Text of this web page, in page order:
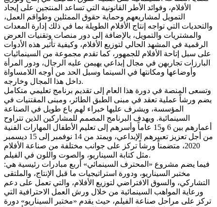
الأفلام، وفوائد الأطر القانونية التي تساعد المنتجين على إيجاد
التمويل لمشاريعهم وحماية حقوق الممثلين وطواقم العمل،
والتحديات التي تواجه إنتاج الأفلام الطويلة بما في ذلك إدارة المعدات
والمشتريات والتمويل، بالإضافة إلى دور منصات وتقنيات العرض
الرقمية في المشهد الحالي لتوزيع الأفلام، وكيفية تأثير هذه الأدوات
على سبل إتاحة الأفلام للجمهور، كما تقدم مجموعة من السينمائيات
البارزات تجاربهن في مجال إبداعي يهيمن عليه الرجال، ودور المرأة
وأوضاعها ومكانتها في السينما وسبل الحد من أوجه اللامساواة
داخل هذا المجال وخارجه.
وتسعى المنصة في دورة هذا العام إلى تقديم برنامج تعليمي متكامل
يضم ورشاً عملية تعقد في مبنى الطبق الطائر، ومبنى المقتنيات في
المؤسسة، ويشرف عليها خبراء لهم باع طويل في الصناعة
السينمائية. ويهدف البرنامج المصمم للمشاركين الذين تتراوح
أعمارهم بين 6 و15 عاماً وأسرهم إلى تعليم الأطفال المهارات الفنية
من أجل تعزيز تعبيرهم الإبداعي، ويمتد من 14 نوفمبر إلى 15 ديسمبر
2020، متضمناً ورشاً تركز على جوانب مختلفة من صناعة الأفلام
مثل كتابة السيناريو، والصوت واللون في الفيلم.
فيما يضم مشروع «المحترف السينمائي» أربع مبادرات رئيسية هي:
مختبر السيناريو، ودورة استراتيجيات ما قبل الإنتاج، والملتقى
التشاركي، والسوق الافتراضي لتوزيع الأفلام، والتي تعمل على دعم
ورعاية المواهب السينمائية من خلال ورش العمل الاحترافية التي
تركز على مراحل صناعة الفيلم، حيث يقدم «مختبر السيناريو» دورة